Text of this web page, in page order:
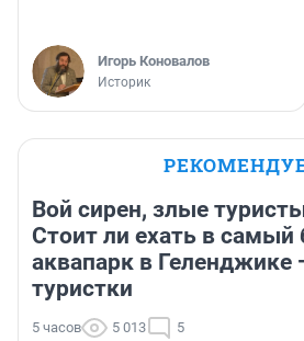
Игорь Коновалов
Историк
Вой сирен, злые
Стоит ли ехать в самый
аквапарк в Геленджике
туристки
5 часов 5 013 5